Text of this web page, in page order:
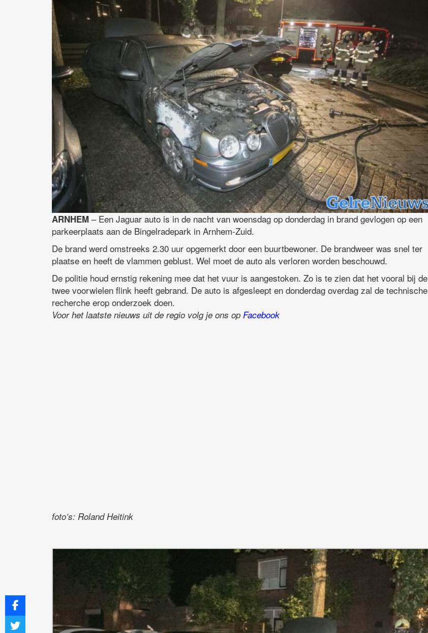
ARNHEM – Een Jaguar auto is in de nacht van woensdag op donderdag in brand gevlogen op een
parkeerplaats aan de Bingelradepark in Arnhem-Zuid.
De brand werd omstreeks 2.30 uur opgemerkt door een buurtbewoner. De brandweer was snel ter
plaatse en heeft de vlammen geblust. Wel moet de auto als verloren worden beschouwd.
De politie houd ernstig rekening mee dat het vuur is aangestoken. Zo is te zien dat het vooral bij de
twee voorwielen flink heeft gebrand. De auto is afgesleept en donderdag overdag zal de technische
recherche erop onderzoek doen.
Voor het laatste nieuws uit de regio volg je ons op Facebook
foto’s: Roland Heitink